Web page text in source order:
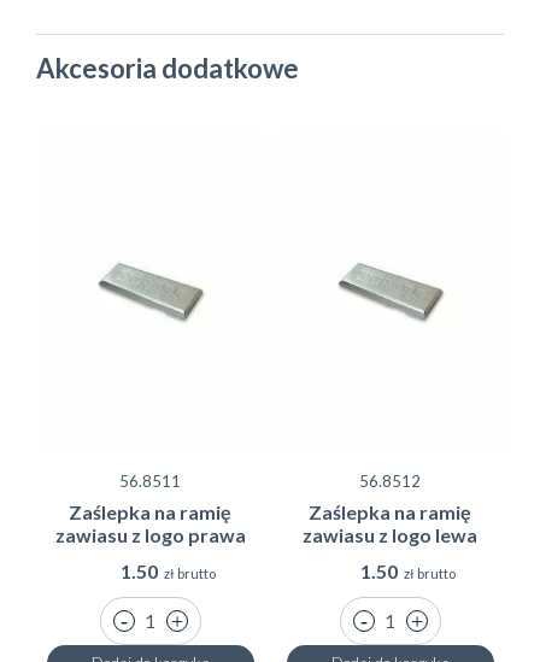
Akcesoria dodatkowe
56.8511
Zaślepka na ramię
zawiasu z logo prawa
1.50 zł brutto
56.8512
Zaślepka na ramię
zawiasu z logo lewa
1.50 zł brutto